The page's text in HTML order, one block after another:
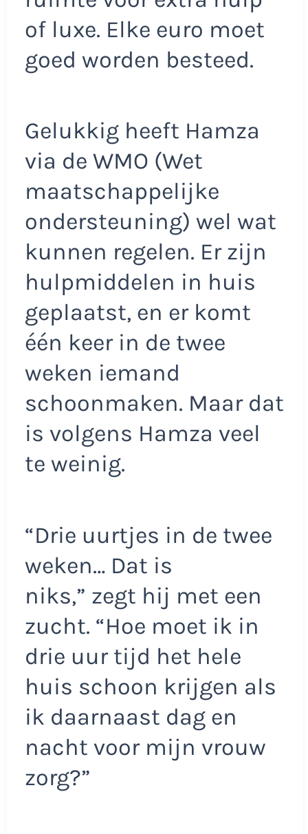
of luxe. Elke euro moet
goed worden besteed.
Gelukkig heeft Hamza
via de WMO (Wet
maatschappelijke
ondersteuning) wel wat
kunnen regelen. Er zijn
hulpmiddelen in huis
geplaatst, en er komt
één keer in de twee
weken iemand
schoonmaken. Maar dat
is volgens Hamza veel
te weinig.
“Drie uurtjes in de twee
weken… Dat is
niks,” zegt hij met een
zucht. “Hoe moet ik in
drie uur tijd het hele
huis schoon krijgen als
ik daarnaast dag en
nacht voor mijn vrouw
zorg?”